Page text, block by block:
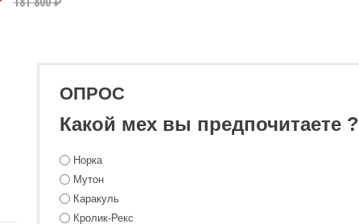
ОПРОС
Какой мех вы предпочитаете ?
Норка
Мутон
Каракуль
Кролик-Рекс